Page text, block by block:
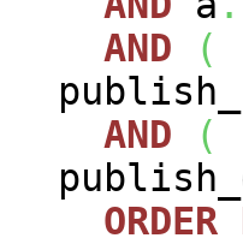
AND
(
AND
(
ORDER